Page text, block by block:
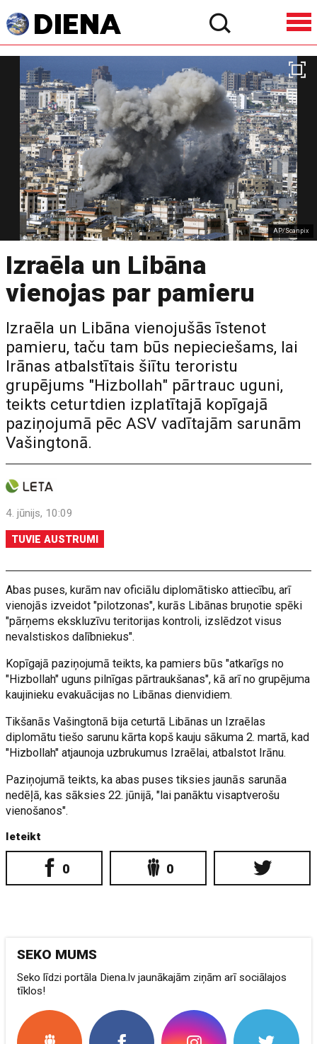
AP/Scanpix
Izraēla un Libāna
vienojas par pamieru
Izraēla un Libāna vienojušās īstenot
pamieru, taču tam būs nepieciešams, lai
Irānas atbalstītais šiītu teroristu
grupējums "Hizbollah" pārtrauc uguni,
teikts ceturtdien izplatītajā kopīgajā
paziņojumā pēc ASV vadītajām sarunām
Vašingtonā.
4. jūnijs, 10:09
TUVIE AUSTRUMI
Abas puses, kurām nav oficiālu diplomātisko attiecību, arī
vienojās izveidot "pilotzonas", kurās Libānas bruņotie spēki
"pārņems ekskluzīvu teritorijas kontroli, izslēdzot visus
nevalstiskos dalībniekus".
Kopīgajā paziņojumā teikts, ka pamiers būs "atkarīgs no
"Hizbollah" uguns pilnīgas pārtraukšanas", kā arī no grupējuma
kaujinieku evakuācijas no Libānas dienvidiem.
Tikšanās Vašingtonā bija ceturtā Libānas un Izraēlas
diplomātu tiešo sarunu kārta kopš kauju sākuma 2. martā, kad
"Hizbollah" atjaunoja uzbrukumus Izraēlai, atbalstot Irānu.
Paziņojumā teikts, ka abas puses tiksies jaunās sarunāa
nedēļā, kas sāksies 22. jūnijā, "lai panāktu visaptverošu
vienošanos".
Ieteikt
0 0
SEKO MUMS
Seko līdzi portāla Diena.lv jaunākajām ziņām arī sociālajos
tīklos!